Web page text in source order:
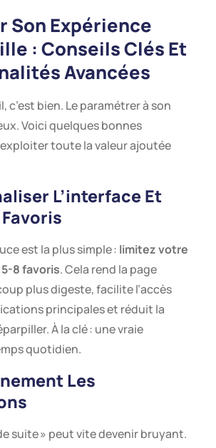
Son Expérience
: Conseils Clés Et
Avancées
c’est bien. Le paramétrer à son
Voici quelques bonnes
toute la valeur ajoutée
L’interface Et
est la plus simple : limitez votre
8 favoris. Cela rend la page
plus digeste, facilite l’accès
principales et réduit la
À la clé : une vraie
quotidien.
Les
suite » peut vite devenir bruyant.